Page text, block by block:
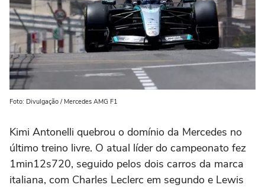
Foto: Divulgação / Mercedes AMG F1
Kimi Antonelli quebrou o domínio da Mercedes no
último treino livre. O atual líder do campeonato fez
1min12s720, seguido pelos dois carros da marca
italiana, com Charles Leclerc em segundo e Lewis